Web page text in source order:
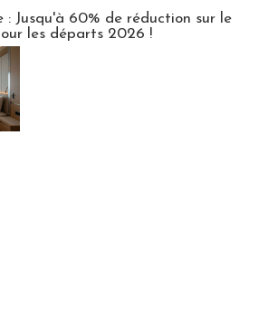
: Jusqu'à 60% de réduction sur le
les départs 2026 !